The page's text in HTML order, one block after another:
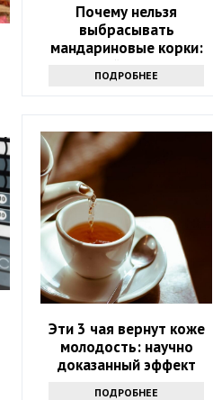
Почему нельзя
выбрасывать
мандариновые корки:
лучше залейте их уксусом
ПОДРОБНЕЕ
Эти 3 чая вернут коже
молодость: научно
доказанный эффект
ПОДРОБНЕЕ